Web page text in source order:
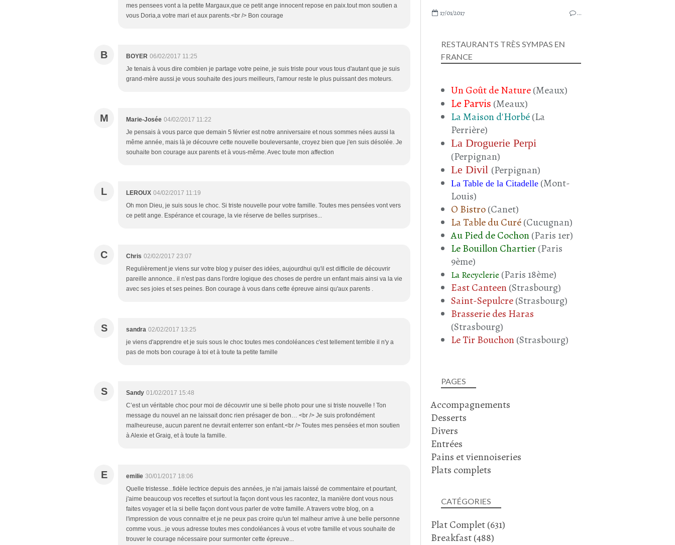
mes pensees vont a la petite Margaux,que ce petit ange innocent repose en paix.tout mon soutien a
vous Doria,a votre mari et aux parents.<br /> Bon courage
B BOYER 06/02/2017 11:25
Je tenais à vous dire combien je partage votre peine, je suis triste pour vous tous d'autant que je suis
grand-mère aussi.je vous souhaite des jours meilleurs, l'amour reste le plus puissant des moteurs.
M Marie-Josée 04/02/2017 11:22
Je pensais à vous parce que demain 5 février est notre anniversaire et nous sommes nées aussi la
même année, mais là je découvre cette nouvelle bouleversante, croyez bien que j'en suis désolée. Je
souhaite bon courage aux parents et à vous-même. Avec toute mon affection
L LEROUX 04/02/2017 11:19
Oh mon Dieu, je suis sous le choc. Si triste nouvelle pour votre famille. Toutes mes pensées vont vers
ce petit ange. Espérance et courage, la vie réserve de belles surprises...
C Chris 02/02/2017 23:07
Regulièrement je viens sur votre blog y puiser des idées, aujourdhui qu'il est difficile de découvrir
pareille annonce.. il n'est pas dans l'ordre logique des choses de perdre un enfant mais ainsi va la vie
avec ses joies et ses peines. Bon courage à vous dans cette épreuve ainsi qu'aux parents .
S sandra 02/02/2017 13:25
je viens d'apprendre et je suis sous le choc toutes mes condoléances c'est tellement terrible il n'y a
pas de mots bon courage à toi et à toute ta petite famille
S Sandy 01/02/2017 15:48
C’est un véritable choc pour moi de découvrir une si belle photo pour une si triste nouvelle ! Ton
message du nouvel an ne laissait donc rien présager de bon… <br /> Je suis profondément
malheureuse, aucun parent ne devrait enterrer son enfant.<br /> Toutes mes pensées et mon soutien
à Alexie et Graig, et à toute la famille.
E emilie 30/01/2017 18:06
Quelle tristesse...fidèle lectrice depuis des années, je n'ai jamais laissé de commentaire et pourtant,
j'aime beaucoup vos recettes et surtout la façon dont vous les racontez, la manière dont vous nous
faites voyager et la si belle façon dont vous parler de votre famille. A travers votre blog, on a
l'impression de vous connaitre et je ne peux pas croire qu'un tel malheur arrive à une belle personne
comme vous...je vous adresse toutes mes condoléances à vous et votre famille et vous souhaite de
trouver le courage nécessaire pour surmonter cette épreuve...
17/01/2017 …
PAGES
Accompagnements
Desserts
Divers
Entrées
Pains et viennoiseries
Plats complets
CATÉGORIES
Plat Complet(631)
Breakfast(488)
RESTAURANTS TRÈS SYMPAS EN
FRANCE
Un Goût de Nature(Meaux)
Le Parvis (Meaux)
La Maison d'Horbé(La
Perrière)
La Droguerie Perpi
(Perpignan)
Le Divil (Perpignan)
La Table de la Citadelle (Mont-
Louis)
O Bistro(Canet)
La Table du Curé(Cucugnan)
Au Pied de Cochon(Paris 1er)
Le Bouillon Chartier (Paris
9ème)
La Recyclerie (Paris 18ème)
East Canteen(Strasbourg)
Saint-Sepulcre(Strasbourg)
Brasserie des Haras
(Strasbourg)
Le Tir Bouchon(Strasbourg)